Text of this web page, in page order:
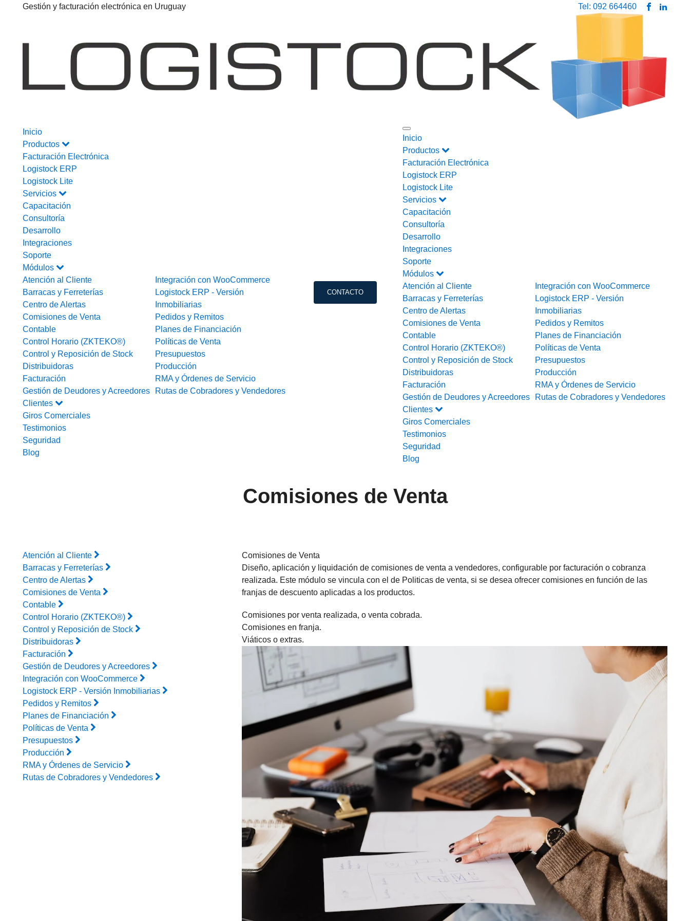
Gestión y facturación electrónica en Uruguay Tel: 092 664460
Inicio
Productos
Facturación Electrónica
Logistock ERP
Logistock Lite
Servicios
Capacitación
Consultoría
Desarrollo
Integraciones
Soporte
Módulos
Atención al Cliente
Barracas y Ferreterías
Centro de Alertas
Comisiones de Venta
Contable
Control Horario (ZKTEKO®)
Control y Reposición de Stock
Distribuidoras
Facturación
Gestión de Deudores y Acreedores
Integración con WooCommerce
Logistock ERP - Versión
Inmobiliarias
Pedidos y Remitos
Planes de Financiación
Políticas de Venta
Presupuestos
Producción
RMA y Órdenes de Servicio
Rutas de Cobradores y Vendedores
Clientes
Giros Comerciales
Testimonios
Seguridad
Blog
CONTACTO
Inicio
Productos
Facturación Electrónica
Logistock ERP
Logistock Lite
Servicios
Capacitación
Consultoría
Desarrollo
Integraciones
Soporte
Módulos
Atención al Cliente
Barracas y Ferreterías
Centro de Alertas
Comisiones de Venta
Contable
Control Horario (ZKTEKO®)
Control y Reposición de Stock
Distribuidoras
Facturación
Gestión de Deudores y Acreedores
Integración con WooCommerce
Logistock ERP - Versión
Inmobiliarias
Pedidos y Remitos
Planes de Financiación
Políticas de Venta
Presupuestos
Producción
RMA y Órdenes de Servicio
Rutas de Cobradores y Vendedores
Clientes
Giros Comerciales
Testimonios
Seguridad
Blog
Comisiones de Venta
Atención al Cliente
Barracas y Ferreterías
Centro de Alertas
Comisiones de Venta
Contable
Control Horario (ZKTEKO®)
Control y Reposición de Stock
Distribuidoras
Facturación
Gestión de Deudores y Acreedores
Integración con WooCommerce
Logistock ERP - Versión Inmobiliarias
Pedidos y Remitos
Planes de Financiación
Políticas de Venta
Presupuestos
Producción
RMA y Órdenes de Servicio
Rutas de Cobradores y Vendedores
Comisiones de Venta
Diseño, aplicación y liquidación de comisiones de venta a vendedores, configurable por facturación o cobranza
realizada. Este módulo se vincula con el de Politicas de venta, si se desea ofrecer comisiones en función de las
franjas de descuento aplicadas a los productos.
Comisiones por venta realizada, o venta cobrada.
Comisiones en franja.
Viáticos o extras.